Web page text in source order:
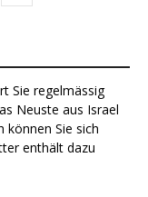
Sie regelmässig
Neuste aus Israel
können Sie sich
enthält dazu